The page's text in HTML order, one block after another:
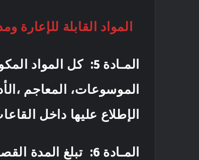
المواد القابلة للإعارة
المـادة 5
: كل المواد
الموسوعات، المعاجم
الإطلاع
المـادة 6 : تبلغ المدة القصوى للإعارة